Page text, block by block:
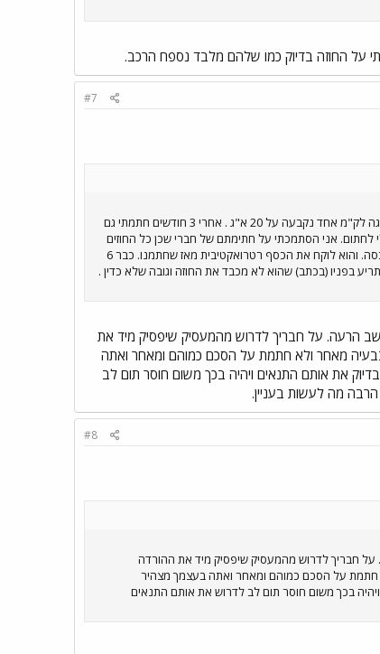
#7
רכב של החברה. למעשה אנו מספר עובדים שיש להם בעיה. בחתימה החוזה בחודש X נקבעה מכסת ק"מ לעובד , חריגה לק"מ אחד נקבעה על 20 א"ג . אחרי 3 חודשים חתמתי גם
הרכב מבלי לחתום. אני הסתמכתי על חתימתם של חברי שכן כל החוזים
שנחתמו סטנדרטים. כעבור שנה, מנהל חברת כח האדם הודיע לנו שהוא משנה את חריגת הק"מ ל 1 ש"ח מעבר למכסה. והוא לוקח את הכסף רטרואקטיבית מאז שחתמנו. כבר 6
בפניו (בכתב) שהוא לא מכבד את החוזה וגובה שלא כדין .
הרעה. על חבריך לדרוש מהמעסיק שיפסיק מיד את
בבעיה מאחר ולא חתמת על הסכם כמוהם ומאחר ואתה
את אותם התנאים ויהיה בכך משום חוסר תום לב
#8
חבריך לדרוש מהמעסיק שיפסיק מיד את ההורדה
חתמת על הסכם כמוהם ומאחר ואתה בעצמך מצהיר
בכך משום חוסר תום לב לדרוש את אותם התנאים